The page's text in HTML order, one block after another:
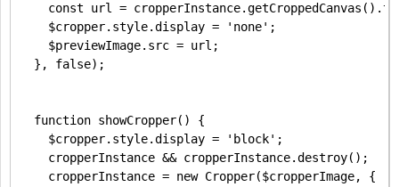
const url =
    $cropper.style.display = 'none';
    $previewImage.src = url;
  }, false);
  function showCropper() {
    $cropper.style.display = 'block';
    cropperInstance && cropperInstance.destroy();
    cropperInstance = new Cropper($cropperImage, {